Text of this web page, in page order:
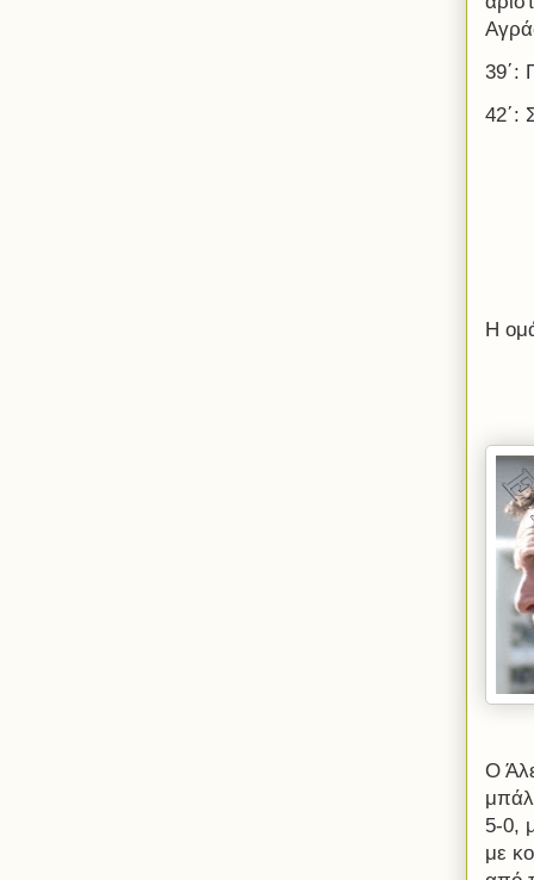
39΄:
42΄:
Η
Ο
5-0,
με